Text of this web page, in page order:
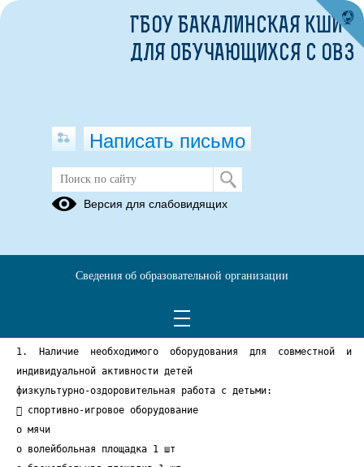
Спортивное оборудование.pdf
Опубликовано на сайте
8 сентября 2017
1. Наличие необходимого оборудования для совместной и
индивидуальной активности детей
физкультурно-оздоровительная работа с детьми:
 спортивно-игровое оборудование
o мячи
o волейбольная площадка 1 шт
ГБОУ БАКАЛИНСКАЯ КШИ
ДЛЯ ОБУЧАЮЩИХСЯ С ОВЗ
Написать письмо
Версия для слабовидящих
Сведения об образовательной организации